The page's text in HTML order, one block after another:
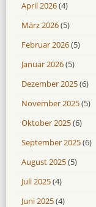
April 2026(4)
März 2026(5)
Februar 2026(5)
Januar 2026(5)
Dezember 2025(6)
November 2025(5)
Oktober 2025(6)
September 2025(6)
August 2025(5)
Juli 2025(4)
Juni 2025(4)